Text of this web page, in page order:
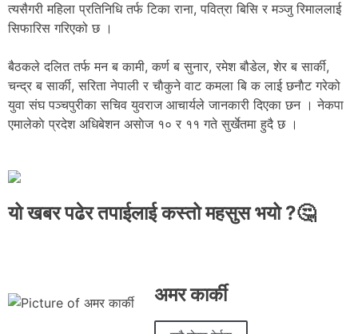
त्यसैगरी महिला प्रतिनिधि तर्फ टिका राना, पवित्रा बिसि र मञ्जु रिमाललाई
सिफारिस गरिएको छ ।
बैठकले दलित तर्फ मन ब कामी, कर्ण ब सुनार, रमेश बौडेल, शेर ब सार्की,
चन्द्र ब सार्की, सरिता नेपाली र चाैकुने वाट कमला बि क लाई छनाैट गरेको
युवा संघ पञ्चपुरीका सचिव युवराज आचार्यले जानकारी दिएका छन । नेकपा
एमालेकाे प्रदेश अधिबेशन असाेज १० र ११ गते सुर्खेतमा हुदै छ ।
यो खबर पढेर तपाईलाई कस्तो महसुस भयो ?🤔
अमर कार्की